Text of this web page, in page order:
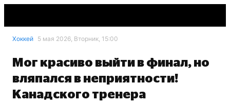
Хоккей 5 мая 2026, Вторник, 15:00
Мог красиво выйти в финал, но
вляпался в неприятности!
Канадского тренера